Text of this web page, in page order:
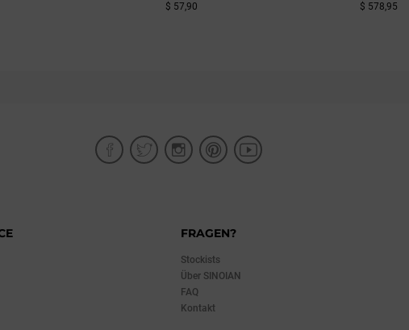
$ 57,90
$ 578,95
FRAGEN?
Stockists
Über SINOIAN
FAQ
Kontakt